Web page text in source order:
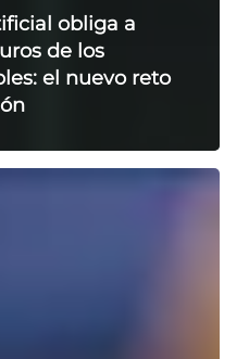
obliga a
de los
el nuevo reto